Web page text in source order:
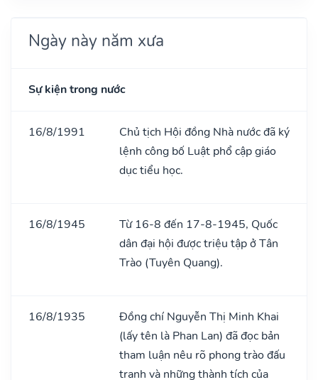
Ngày này năm xưa
Sự kiện trong nước
16/8/1991
Chủ tịch Hội đồng Nhà nước đã ký
lệnh công bố Luật phổ cập giáo
dục tiểu học.
16/8/1945
Từ 16-8 đến 17-8-1945, Quốc
dân đại hội được triệu tập ở Tân
Trào (Tuyên Quang).
16/8/1935
Đồng chí Nguyễn Thị Minh Khai
(lấy tên là Phan Lan) đã đọc bản
tham luận nêu rõ phong trào đấu
tranh và những thành tích của